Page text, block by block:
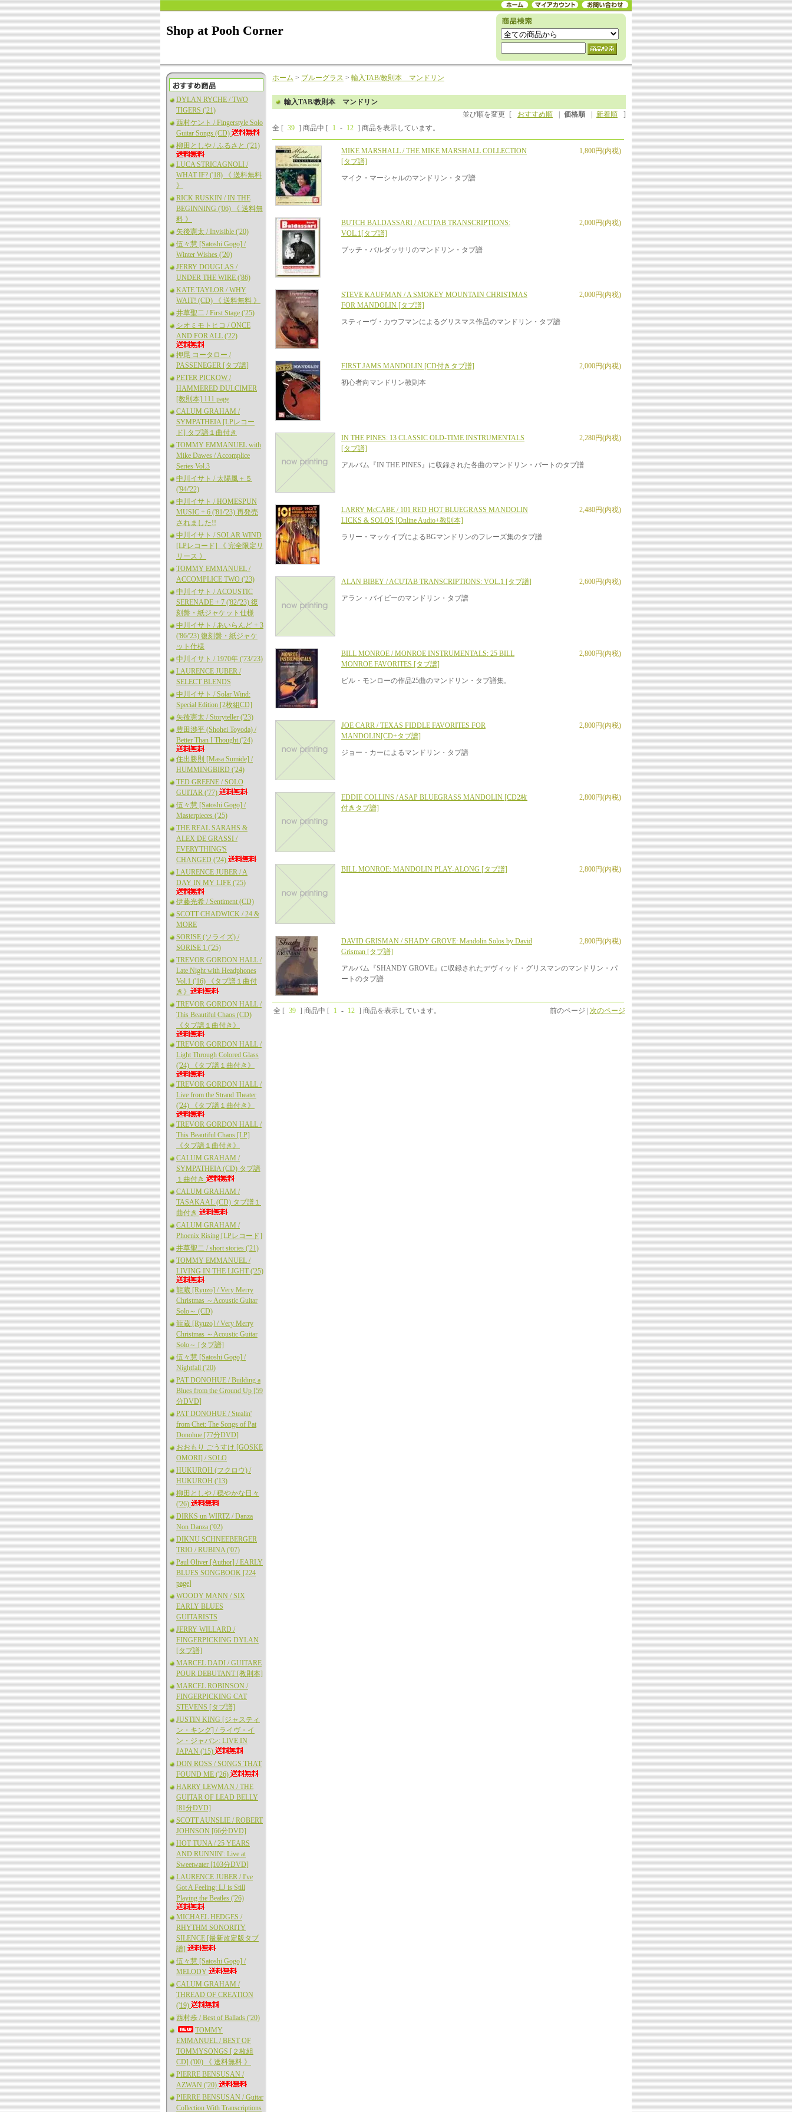
Shop at Pooh Corner
DYLAN RYCHE / TWO
TIGERS ('21)
西村ケント / Fingerstyle Solo
Guitar Songs (CD)
柳田としや / ふるさと ('21)
LUCA STRICAGNOLI /
WHAT IF? ('18) 《 送料無料
》
RICK RUSKIN / IN THE
BEGINNING ('06) 《 送料無
料 》
矢後憲太 / Invisible ('20)
伍々慧 [Satoshi Gogo] /
Winter Wishes ('20)
JERRY DOUGLAS /
UNDER THE WIRE ('86)
KATE TAYLOR / WHY
WAIT! (CD) 《 送料無料 》
井草聖二 / First Stage ('25)
シオミモトヒコ / ONCE
AND FOR ALL ('22)
押尾 コータロー /
PASSENEGER [タブ譜]
PETER PICKOW /
HAMMERED DULCIMER
[教則本] 111 page
CALUM GRAHAM /
SYMPATHEIA [LPレコー
ド] タブ譜１曲付き
TOMMY EMMANUEL with
Mike Dawes / Accomplice
Series Vol.3
中川イサト / 太陽風＋５
('94/'22)
中川イサト / HOMESPUN
MUSIC + 6 ('81/'23) 再発売
されました!!
中川イサト / SOLAR WIND
[LPレコード] 《 完全限定リ
リース 》
TOMMY EMMANUEL /
ACCOMPLICE TWO ('23)
中川イサト / ACOUSTIC
SERENADE + 7 ('82/'23) 復
刻盤・紙ジャケット仕様
中川イサト / あいらんど + 3
('86/'23) 復刻盤・紙ジャケ
ット仕様
中川イサト / 1970年 ('73/'23)
LAURENCE JUBER /
SELECT BLENDS
中川イサト / Solar Wind:
Special Edition [2枚組CD]
矢後憲太 / Storyteller ('23)
豊田渉平 (Shohei Toyoda) /
Better Than I Thought ('24)
住出勝則 [Masa Sumide] /
HUMMINGBIRD ('24)
TED GREENE / SOLO
GUITAR ('77)
伍々慧 [Satoshi Gogo] /
Masterpieces ('25)
THE REAL SARAHS &
ALEX DE GRASSI /
EVERYTHING'S
CHANGED ('24)
LAURENCE JUBER / A
DAY IN MY LIFE ('25)
伊藤光希 / Sentiment (CD)
SCOTT CHADWICK / 24 &
MORE
SORISE (ソライズ) /
SORISE 1 ('25)
TREVOR GORDON HALL /
Late Night with Headphones
Vol.1 ('16) 《タブ譜１曲付
き》
TREVOR GORDON HALL /
This Beautiful Chaos (CD)
《タブ譜１曲付き》
TREVOR GORDON HALL /
Light Through Colored Glass
('24) 《タブ譜１曲付き》
TREVOR GORDON HALL /
Live from the Strand Theater
('24) 《タブ譜１曲付き》
TREVOR GORDON HALL /
This Beautiful Chaos [LP]
《タブ譜１曲付き》
CALUM GRAHAM /
SYMPATHEIA (CD) タブ譜
１曲付き
CALUM GRAHAM /
TASAKAAL (CD) タブ譜１
曲付き
CALUM GRAHAM /
Phoenix Rising [LPレコード]
井草聖二 / short stories ('21)
TOMMY EMMANUEL /
LIVING IN THE LIGHT ('25)
龍蔵 [Ryuzo] / Very Merry
Christmas ～Acoustic Guitar
Solo～ (CD)
龍蔵 [Ryuzo] / Very Merry
Christmas ～Acoustic Guitar
Solo～ [タブ譜]
伍々慧 [Satoshi Gogo] /
Nightfall ('20)
PAT DONOHUE / Building a
Blues from the Ground Up [59
分DVD]
PAT DONOHUE / Stealin'
from Chet: The Songs of Pat
Donohue [77分DVD]
おおもり ごうすけ [GOSKE
OMORI] / SOLO
HUKUROH (フクロウ) /
HUKUROH ('13)
柳田としや / 穏やかな日々
('26)
DIRKS un WIRTZ / Danza
Non Danza ('02)
DIKNU SCHNEEBERGER
TRIO / RUBINA ('07)
Paul Oliver [Author] / EARLY
BLUES SONGBOOK [224
page]
WOODY MANN / SIX
EARLY BLUES
GUITARISTS
JERRY WILLARD /
FINGERPICKING DYLAN
[タブ譜]
MARCEL DADI / GUITARE
POUR DEBUTANT [教則本]
MARCEL ROBINSON /
FINGERPICKING CAT
STEVENS [タブ譜]
JUSTIN KING [ジャスティ
ン・キング] / ライヴ・イ
ン・ジャパン: LIVE IN
JAPAN ('15)
DON ROSS / SONGS THAT
FOUND ME ('26)
HARRY LEWMAN / THE
GUITAR OF LEAD BELLY
[81分DVD]
SCOTT AUNSLIE / ROBERT
JOHNSON [66分DVD]
HOT TUNA / 25 YEARS
AND RUNNIN': Live at
Sweetwater [103分DVD]
LAURENCE JUBER / I've
Got A Feeling: LJ is Still
Playing the Beatles ('26)
MICHAEL HEDGES /
RHYTHM SONORITY
SILENCE [最新改定版タブ
譜]
伍々慧 [Satoshi Gogo] /
MELODY
CALUM GRAHAM /
THREAD OF CREATION
('19)
西村歩 / Best of Ballads ('20)
TOMMY
EMMANUEL / BEST OF
TOMMYSONGS [２枚組
CD] ('00) 《 送料無料 》
PIERRE BENSUSAN /
AZWAN ('20)
PIERRE BENSUSAN / Guitar
Collection With Transcriptions
ホーム > ブルーグラス > 輸入TAB/教則本 マンドリン
輸入TAB/教則本 マンドリン
並び順を変更
[ おすすめ順 価格順 新着順
]
全 [ 39 ] 商品中 [ 1 - 12 ] 商品を表示しています。
1,800円(内税)
MIKE MARSHALL / THE MIKE MARSHALL COLLECTION
[タブ譜]
マイク・マーシャルのマンドリン・タブ譜
2,000円(内税)
BUTCH BALDASSARI / ACUTAB TRANSCRIPTIONS:
VOL.1[タブ譜]
ブッチ・バルダッサリのマンドリン・タブ譜
2,000円(内税)
STEVE KAUFMAN / A SMOKEY MOUNTAIN CHRISTMAS
FOR MANDOLIN [タブ譜]
スティーヴ・カウフマンによるグリスマス作品のマンドリン・タブ譜
2,000円(内税)
FIRST JAMS MANDOLIN [CD付きタブ譜]
初心者向マンドリン教則本
2,280円(内税)
IN THE PINES: 13 CLASSIC OLD-TIME INSTRUMENTALS
[タブ譜]
アルバム『IN THE PINES』に収録された各曲のマンドリン・パートのタブ譜
2,480円(内税)
LARRY McCABE / 101 RED HOT BLUEGRASS MANDOLIN
LICKS & SOLOS [Online Audio+教則本]
ラリー・マッケイブによるBGマンドリンのフレーズ集のタブ譜
2,600円(内税)
ALAN BIBEY / ACUTAB TRANSCRIPTIONS: VOL.1 [タブ譜]
アラン・バイビーのマンドリン・タブ譜
2,800円(内税)
BILL MONROE / MONROE INSTRUMENTALS: 25 BILL
MONROE FAVORITES [タブ譜]
ビル・モンローの作品25曲のマンドリン・タブ譜集。
2,800円(内税)
JOE CARR / TEXAS FIDDLE FAVORITES FOR
MANDOLIN[CD+タブ譜]
ジョー・カーによるマンドリン・タブ譜
2,800円(内税)
EDDIE COLLINS / ASAP BLUEGRASS MANDOLIN [CD2枚
付きタブ譜]
2,800円(内税)
BILL MONROE: MANDOLIN PLAY-ALONG [タブ譜]
2,800円(内税)
DAVID GRISMAN / SHADY GROVE: Mandolin Solos by David
Grisman [タブ譜]
アルバム『SHANDY GROVE』に収録されたデヴィッド・グリスマンのマンドリン・パ
ートのタブ譜
全 [ 39 ] 商品中 [ 1 - 12 ] 商品を表示しています。 前のページ | 次のページ